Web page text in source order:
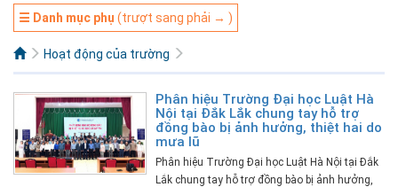
☰ Danh mục phụ (trượt sang phải → )
Hoạt động của trường
Phân hiệu Trường Đại học Luật Hà
Nội tại Đắk Lắk chung tay hỗ trợ
đồng bào bị ảnh hưởng, thiệt hai do
mưa lũ
Phân hiệu Trường Đại học Luật Hà Nội tại Đắk
Lắk chung tay hỗ trợ đồng bào bị ảnh hưởng,